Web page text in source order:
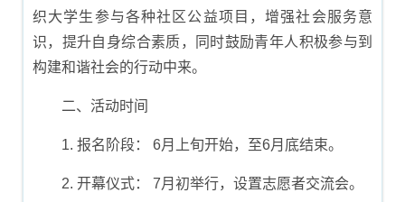
织大学生参与各种社区公益项目，增强社会服务意
识，提升自身综合素质，同时鼓励青年人积极参与到
构建和谐社会的行动中来。
二、活动时间
1. 报名阶段： 6月上旬开始，至6月底结束。
2. 开幕仪式： 7月初举行，设置志愿者交流会。